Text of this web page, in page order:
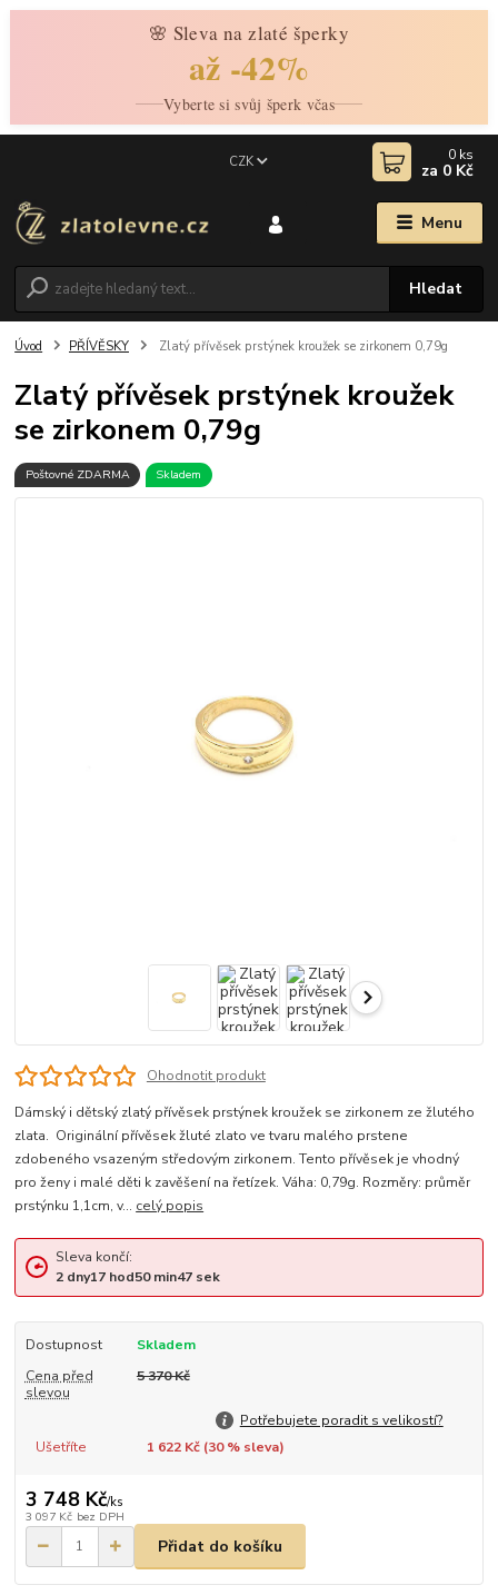
🌸 Sleva na zlaté šperky
až -42%
Vyberte si svůj šperk včas
Menu
CZK
Hledat
0 ks
za 0 Kč
Úvod PŘÍVĚSKY Zlatý přívěsek prstýnek kroužek se zirkonem 0,79g
Zlatý přívěsek prstýnek kroužek
se zirkonem 0,79g
Poštovné ZDARMA Skladem
Ohodnotit produkt
Dámský i dětský zlatý přívěsek prstýnek kroužek se zirkonem ze žlutého
zlata. Originální přívěsek žluté zlato ve tvaru malého prstene
zdobeného vsazeným středovým zirkonem. Tento přívěsek je vhodný
pro ženy i malé děti k zavěšení na řetízek. Váha: 0,79g. Rozměry: průměr
prstýnku 1,1cm, v... celý popis
Sleva končí:
2 dny17hod50min46sek
Dostupnost
Skladem
Cena před
slevou
5 370 Kč
Potřebujete poradit s velikostí?
Ušetříte
1 622 Kč (30% sleva)
3 748 Kč/ks
3 097 Kč bez DPH
Přidat do košíku